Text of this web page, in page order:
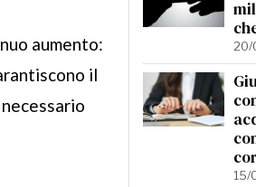
aumento:
il
20/
15/